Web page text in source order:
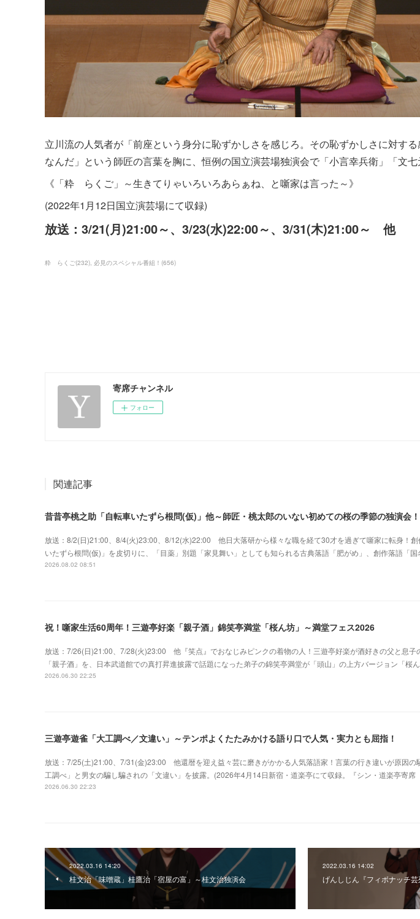
立川流の人気者が「前座という身分に恥ずかしさを感じろ。その恥ずかしさに対す
なんだ」という師匠の言葉を胸に、恒例の国立演芸場独演会で「小言幸兵衛」「文七
《「粋 らくご」～生きてりゃいろいろあらぁね、と噺家は言った～》
(2022年1月12日国立演芸場にて収録)
放送：3/21(月)21:00～、3/23(水)22:00～、3/31(木)21:00～ 他
粋 らくご(232) 必見のスペシャル番組！ (656)
寄席チャンネル
フォロー
関連記事
昔昔亭桃之助「自転車いたずら根問(仮)」他～師匠・桃太郎のいない初めての桜の季節の独演会！
放送：8/2(日)21:00、8/4(火)23:00、8/12(水)22:00 他日大落研から様々な職を経て30才を過ぎて噺家に転身！創
いたずら根問(仮)」を皮切りに、「目薬」別題「家見舞い」としても知られる古典落語「肥がめ」、創作落語「国
2026.08.02 08:51
祝！噺家生活60周年！三遊亭好楽「親子酒」錦笑亭満堂「桜ん坊」～満堂フェス2026
放送：7/26(日)21:00、7/28(火)23:00 他『笑点』でおなじみピンクの着物の人！三遊亭好楽が酒好きの父と息子
「親子酒」を、日本武道館での真打昇進披露で話題になった弟子の錦笑亭満堂が「頭山」の上方バージョン「桜
2026.06.30 22:25
三遊亭遊雀「大工調べ／文違い」～テンポよくたたみかける語り口で人気・実力とも屈指！
放送：7/25(土)21:00、7/31(金)23:00 他還暦を迎え益々芸に磨きがかかる人気落語家！言葉の行き違いが原因の
工調べ」と男女の騙し騙されの「文違い」を披露。(2026年4月14日新宿・道楽亭にて収録。『シン・道楽亭寄
2026.06.30 22:23
2022.03.16 14:20
桂文治「味噌蔵」桂鷹治「宿屋の富」～桂文治独演会
2022.03.16 14:02
げんしじん『フィボナッチ